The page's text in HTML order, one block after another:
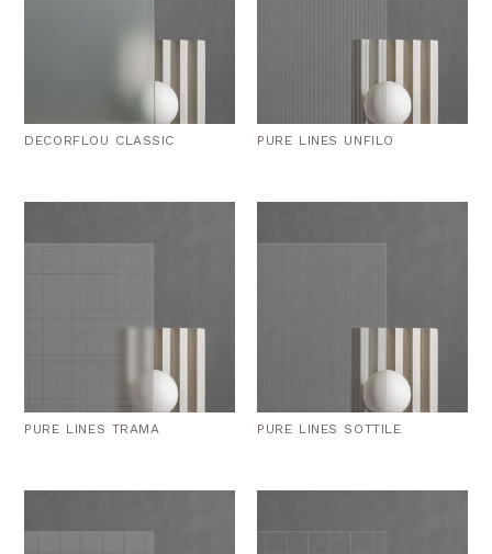
DECORFLOU CLASSIC PURE LINES UNFILO
PURE LINES TRAMA PURE LINES SOTTILE